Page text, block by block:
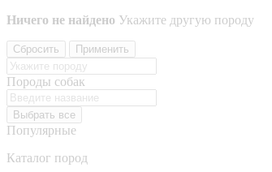
Ничего не найдено Укажите другую породу
Сбросить Применить
Породы собак
Выбрать все
Популярные
Каталог пород